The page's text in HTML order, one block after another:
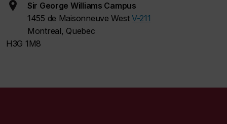
Sir George Williams Campus
1455 de Maisonneuve WestV-211
Montreal, Quebec
H3G 1M8